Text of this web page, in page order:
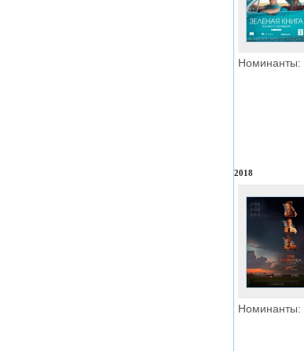
Номинанты:
2018
Номинанты: